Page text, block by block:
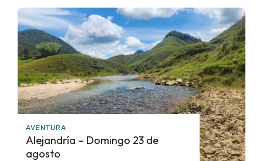
AVENTURA
Alejandría – Domingo 23 de
agosto